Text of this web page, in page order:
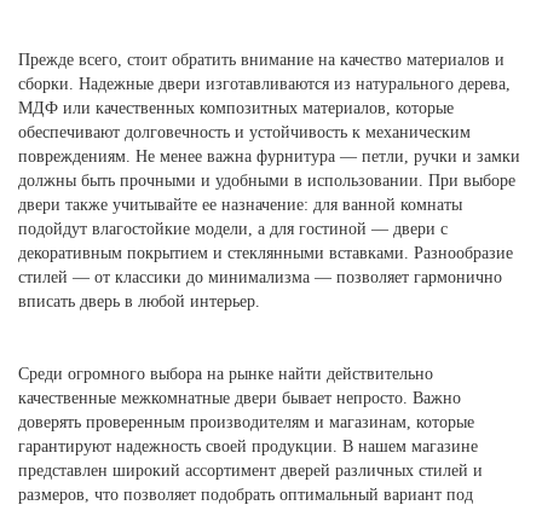
Прежде всего, стоит обратить внимание на качество материалов и
сборки. Надежные двери изготавливаются из натурального дерева,
МДФ или качественных композитных материалов, которые
обеспечивают долговечность и устойчивость к механическим
повреждениям. Не менее важна фурнитура — петли, ручки и замки
должны быть прочными и удобными в использовании. При выборе
двери также учитывайте ее назначение: для ванной комнаты
подойдут влагостойкие модели, а для гостиной — двери с
декоративным покрытием и стеклянными вставками. Разнообразие
стилей — от классики до минимализма — позволяет гармонично
вписать дверь в любой интерьер.
Среди огромного выбора на рынке найти действительно
качественные межкомнатные двери бывает непросто. Важно
доверять проверенным производителям и магазинам, которые
гарантируют надежность своей продукции. В нашем магазине
представлен широкий ассортимент дверей различных стилей и
размеров, что позволяет подобрать оптимальный вариант под